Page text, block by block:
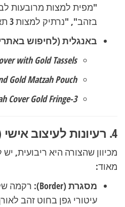
"מפית למצות מרובעות
בזהב", "נרתיק למצות 3 תאים".
באנגלית (לחיפוש
with Gold Tassels
Gold Matzah Pouch
3-Tier Matzah Cover Gold Fringe
4. רעיונות לעיצוב אישי (גרפיקה וטקסט)
מכיוון שהצורה היא ריבועית,
מאוד:
מסגרת (Border):
רקמה
עיטורי גפן בחוט זהב